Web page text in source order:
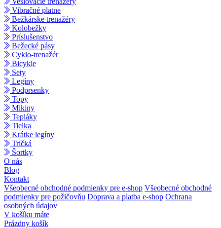
Vibračné platne
Bežkárske trenažéry
Kolobežky
Príslušenstvo
Bežecké pásy
Cyklo-trenažér
Bicykle
Sety
Legíny
Podprsenky
Topy
Mikiny
Tepláky
Tielka
Krátke legíny
Tričká
Šortky
O nás
Blog
Kontakt
Všeobecné obchodné podmienky pre e-shop Všeobecné obchodné
podmienky pre požičovňu Doprava a platba e-shop Ochrana
osobných údajov
V košíku máte
Prázdny košík